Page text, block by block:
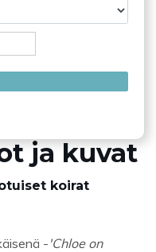
ja kuvat
koirat
- 'Chloe on